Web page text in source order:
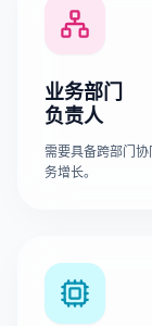
业务部门
负责人
需要具备跨部门
务增长。